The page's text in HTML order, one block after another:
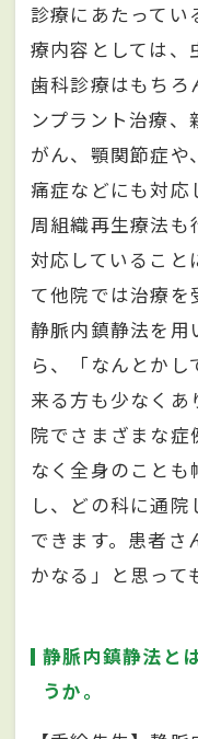
診療にあたってい
療内容としては、
歯科診療はもちろ
ンプラント治療
がん、顎関節症や
痛症などにも対応
周組織再生療法も
対応していること
て他院では治療を
静脈内鎮静法を用
ら、「なんとか
来る方も少なく
院でさまざまな症
なく全身のこと
し、どの科に通
できます。患者さ
かなる」と思って
静脈内鎮静法と
うか。